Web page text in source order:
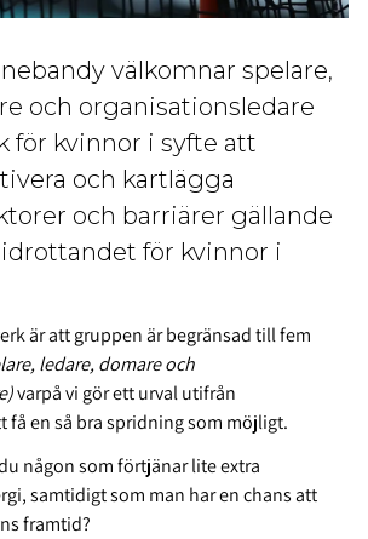
välkomnar spelare,
och organisationsledare
för kvinnor i syfte att
och kartlägga
och barriärer gällande
för kvinnor i
är att gruppen är begränsad till fem
ledare, domare och
varpå vi gör ett urval utifrån
få en så bra spridning som möjligt.
någon som förtjänar lite extra
samtidigt som man har en chans att
framtid?